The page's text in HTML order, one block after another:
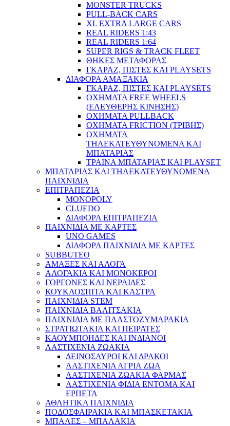
MONSTER TRUCKS
PULL-BACK CARS
XL EXTRA LARGE CARS
REAL RIDERS 1:43
REAL RIDERS 1:64
SUPER RIGS & TRACK FLEET
ΘΗΚΕΣ ΜΕΤΑΦΟΡΑΣ
ΓΚΑΡΑΖ, ΠΙΣΤΕΣ ΚΑΙ PLAYSETS
ΔΙΑΦΟΡΑ ΑΜΑΞΑΚΙΑ
ΓΚΑΡΑΖ, ΠΙΣΤΕΣ ΚΑΙ PLAYSETS
ΟΧΗΜΑΤΑ FREE WHEELS
(ΕΛΕΥΘΕΡΗΣ ΚΙΝΗΣΗΣ)
ΟΧΗΜΑΤΑ PULLBACK
ΟΧΗΜΑΤΑ FRICTION (ΤΡΙΒΗΣ)
ΟΧΗΜΑΤΑ
ΤΗΛΕΚΑΤΕΥΘΥΝΟΜΕΝΑ ΚΑΙ
ΜΠΑΤΑΡΙΑΣ
ΤΡΑΙΝΑ ΜΠΑΤΑΡΙΑΣ ΚΑΙ PLAYSET
ΜΠΑΤΑΡΙΑΣ ΚΑΙ ΤΗΛΕΚΑΤΕΥΘΥΝΟΜΕΝΑ
ΠΑΙΧΝΙΔΙΑ
ΕΠΙΤΡΑΠΕΖΙΑ
MONOPOLY
CLUEDO
ΔΙΑΦΟΡΑ ΕΠΙΤΡΑΠΕΖΙΑ
ΠΑΙΧΝΙΔΙΑ ΜΕ ΚΑΡΤΕΣ
UNO GAMES
ΔΙΑΦΟΡΑ ΠΑΙΧΝΙΔΙΑ ΜΕ ΚΑΡΤΕΣ
SUBBUTEO
ΑΜΑΞΕΣ ΚΑΙ ΑΛΟΓΑ
ΑΛΟΓΑΚΙΑ ΚΑΙ ΜΟΝΟΚΕΡΟΙ
ΓΟΡΓΟΝΕΣ ΚΑΙ ΝΕΡΑΙΔΕΣ
ΚΟΥΚΛΟΣΠΙΤΑ ΚΑΙ ΚΑΣΤΡΑ
ΠΑΙΧΝΙΔΙΑ STEM
ΠΑΙΧΝΙΔΙΑ ΒΑΛΙΤΣΑΚΙΑ
ΠΑΙΧΝΙΔΙΑ ΜΕ ΠΛΑΣΤΟΖΥΜΑΡΑΚΙΑ
ΣΤΡΑΤΙΩΤΑΚΙΑ ΚΑΙ ΠΕΙΡΑΤΕΣ
ΚΑΟΥΜΠΟΗΔΕΣ ΚΑΙ ΙΝΔΙΑΝΟΙ
ΛΑΣΤΙΧΕΝΙΑ ΖΩΑΚΙΑ
ΔΕΙΝΟΣΑΥΡΟΙ ΚΑΙ ΔΡΑΚΟΙ
ΛΑΣΤΙΧΕΝΙΑ ΑΓΡΙΑ ΖΩΑ
ΛΑΣΤΙΧΕΝΙΑ ΖΩΑΚΙΑ ΦΑΡΜΑΣ
ΛΑΣΤΙΧΕΝΙΑ ΦΙΔΙΑ ΕΝΤΟΜΑ ΚΑΙ
ΕΡΠΕΤΑ
ΑΘΛΗΤΙΚΑ ΠΑΙΧΝΙΔΙΑ
ΠΟΔΟΣΦΑΙΡΑΚΙΑ ΚΑΙ ΜΠΑΣΚΕΤΑΚΙΑ
ΜΠΑΛΕΣ – ΜΠΑΛΑΚΙΑ